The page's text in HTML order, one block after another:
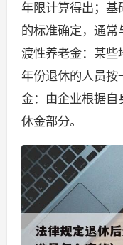
年限计算得出；基
的标准确定，通
渡性养老金：某些
年份退休的人员按
金：由企业根据自
休金部分。